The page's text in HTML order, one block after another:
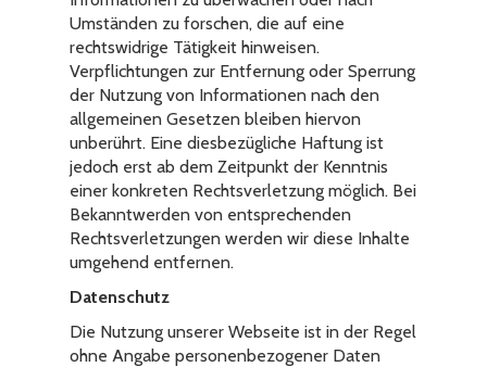
Umständen zu forschen, die auf eine
rechtswidrige Tätigkeit hinweisen.
Verpflichtungen zur Entfernung oder Sperrung
der Nutzung von Informationen nach den
allgemeinen Gesetzen bleiben hiervon
unberührt. Eine diesbezügliche Haftung ist
jedoch erst ab dem Zeitpunkt der Kenntnis
einer konkreten Rechtsverletzung möglich. Bei
Bekanntwerden von entsprechenden
Rechtsverletzungen werden wir diese Inhalte
umgehend entfernen.
Datenschutz
Die Nutzung unserer Webseite ist in der Regel
ohne Angabe personenbezogener Daten